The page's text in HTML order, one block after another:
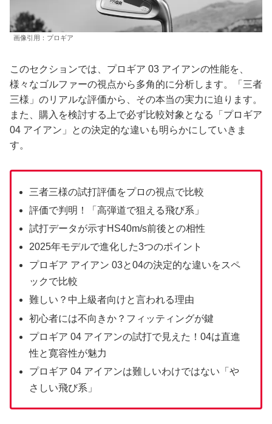
画像引用：プロギア
このセクションでは、プロギア 03 アイアンの性能を、
様々なゴルファーの視点から多角的に分析します。「三者
三様」のリアルな評価から、その本当の実力に迫ります。
また、購入を検討する上で必ず比較対象となる「プロギア
04 アイアン」との決定的な違いも明らかにしていきま
す。
三者三様の試打評価をプロの視点で比較
評価で判明！「高弾道で狙える飛び系」
試打データが示すHS40m/s前後との相性
2025年モデルで進化した3つのポイント
プロギア アイアン 03と04の決定的な違いをスペ
ックで比較
難しい？中上級者向けと言われる理由
初心者には不向きか？フィッティングが鍵
プロギア 04 アイアンの試打で見えた！04は直進
性と寛容性が魅力
プロギア 04 アイアンは難しいわけではない「や
さしい飛び系」